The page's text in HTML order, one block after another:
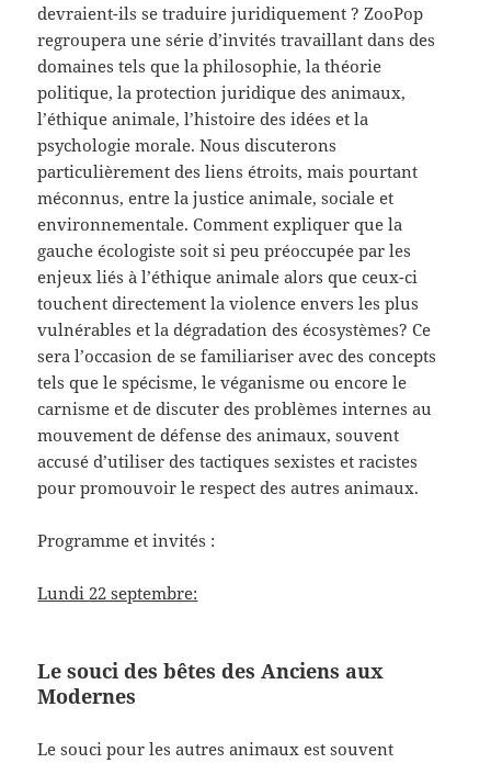
devraient-ils se traduire juridiquement ? ZooPop
regroupera une série d’invités travaillant dans des
domaines tels que la philosophie, la théorie
politique, la protection juridique des animaux,
l’éthique animale, l’histoire des idées et la
psychologie morale. Nous discuterons
particulièrement des liens étroits, mais pourtant
méconnus, entre la justice animale, sociale et
environnementale. Comment expliquer que la
gauche écologiste soit si peu préoccupée par les
enjeux liés à l’éthique animale alors que ceux-ci
touchent directement la violence envers les plus
vulnérables et la dégradation des écosystèmes? Ce
sera l’occasion de se familiariser avec des concepts
tels que le spécisme, le véganisme ou encore le
carnisme et de discuter des problèmes internes au
mouvement de défense des animaux, souvent
accusé d’utiliser des tactiques sexistes et racistes
pour promouvoir le respect des autres animaux.
Programme et invités :
Lundi 22 septembre:
Le souci des bêtes des Anciens aux
Modernes
Le souci pour les autres animaux est souvent